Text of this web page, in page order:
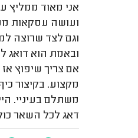
אני מאוד ממליץ
ועושה עסקאות
וגם לצד שרוצה
ובאמת הוא דואג
אם צריך שיפוץ
מקצוע. בקיצור
משתלם בעיניי.
דאג לכל השאר